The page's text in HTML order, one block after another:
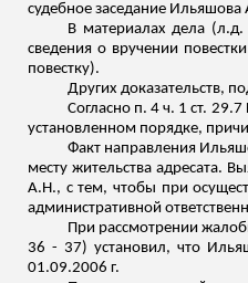
судебное заседание Ильяшова
В материалах дела (л.д.
сведения о вручении
повестку).
Других доказательств,
Согласно п. 4 ч. 1 ст.
установленном порядке,
Факт направления
месту жительства адресата.
А.Н., с тем, чтобы при
административной
При рассмотрении
36 - 37) установил, что
01.09.2006 г.